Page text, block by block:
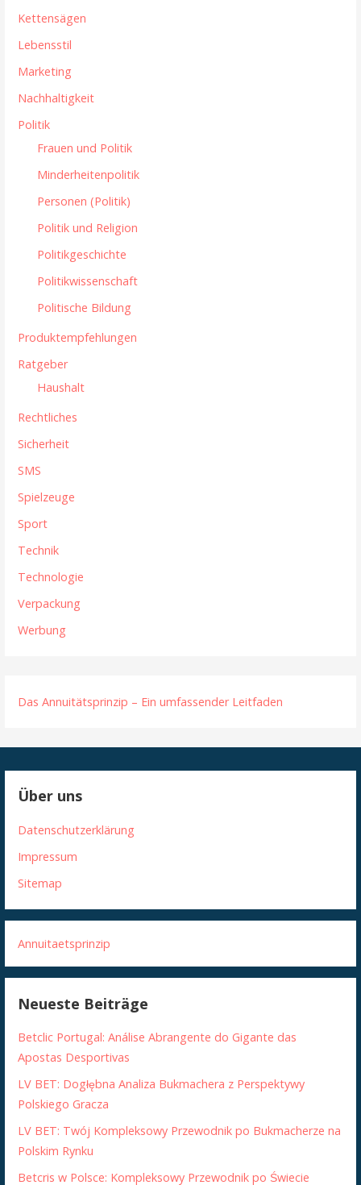
Kettensägen
Lebensstil
Marketing
Nachhaltigkeit
Politik
Frauen und Politik
Minderheitenpolitik
Personen (Politik)
Politik und Religion
Politikgeschichte
Politikwissenschaft
Politische Bildung
Produktempfehlungen
Ratgeber
Haushalt
Rechtliches
Sicherheit
SMS
Spielzeuge
Sport
Technik
Technologie
Verpackung
Werbung
Das Annuitätsprinzip – Ein umfassender Leitfaden
Über uns
Datenschutzerklärung
Impressum
Sitemap
Annuitaetsprinzip
Neueste Beiträge
Betclic Portugal: Análise Abrangente do Gigante das
Apostas Desportivas
LV BET: Dogłębna Analiza Bukmachera z Perspektywy
Polskiego Gracza
LV BET: Twój Kompleksowy Przewodnik po Bukmacherze na
Polskim Rynku
Betcris w Polsce: Kompleksowy Przewodnik po Świecie